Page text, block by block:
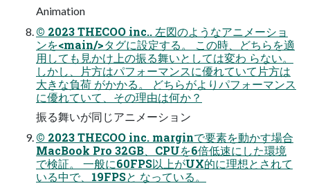
Animation
© 2023 THECOO inc.. 左図のようなアニメーショ
ンを<main/>タグに設定する。 この時、どちらを適
⽤しても⾒かけ上の振る舞いとしては変わ らない。
しかし、⽚⽅はパフォーマンスに優れていて⽚⽅は
⼤きな負荷 がかかる。 どちらがよりパフォーマンス
に優れていて、その理由は何か？
振る舞いが同じアニメーション
© 2023 THECOO inc. marginで要素を動かす場合
MacBook Pro 32GB、CPUを6倍低速にした環境
で検証。 ⼀般に60FPS以上がUX的に理想とされて
いる中で、19FPSと なっている。